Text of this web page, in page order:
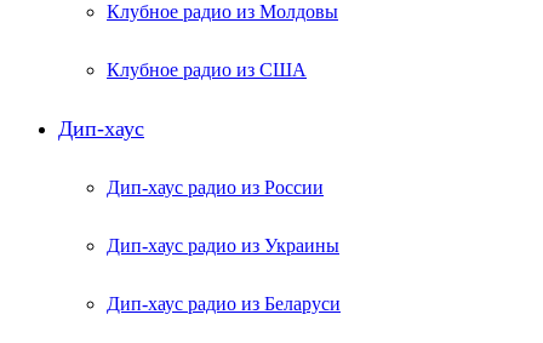
Клубное радио из Молдовы
Клубное радио из США
Дип-хаус
Дип-хаус радио из России
Дип-хаус радио из Украины
Дип-хаус радио из Беларуси